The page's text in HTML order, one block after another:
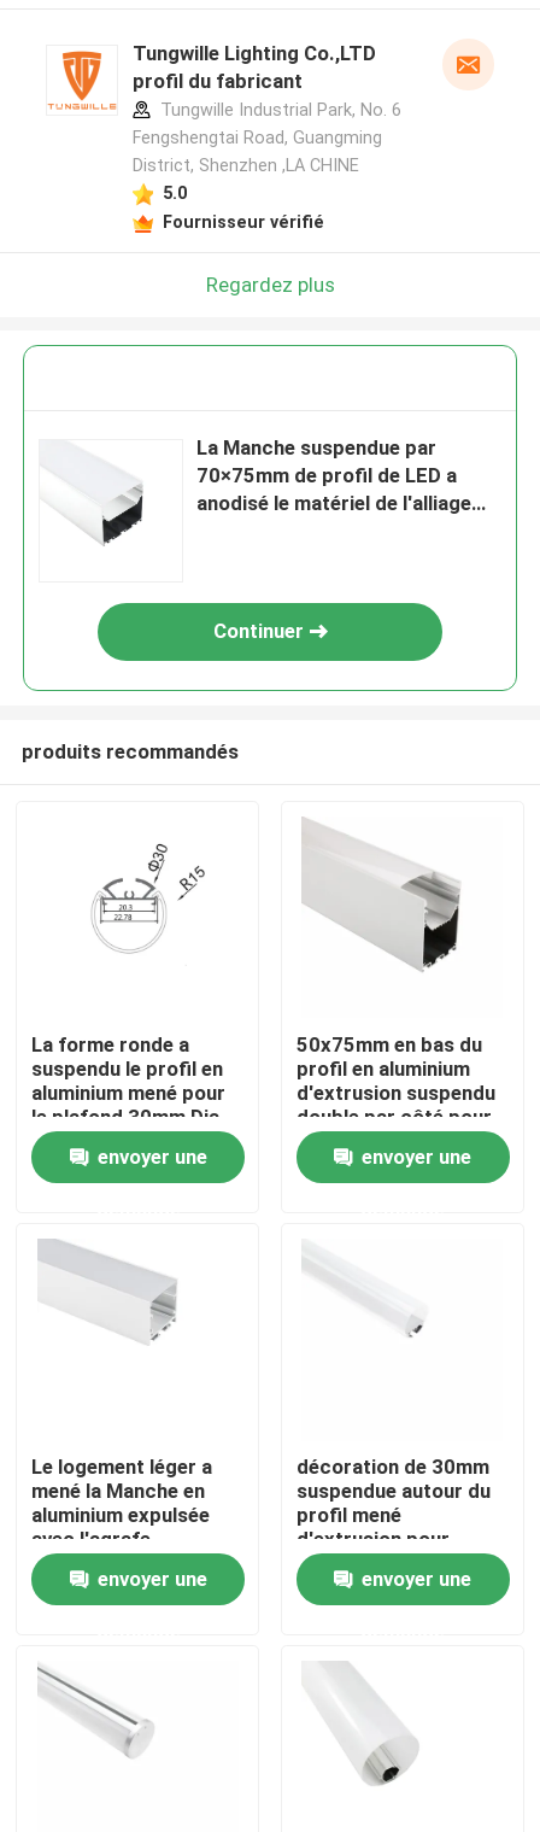
Maison
Au sujet de nous
Contactez-nous
Nouvelles
Profil monté extérieur de LED
Profils enfoncés de LED
Tungwille Lighting Co.,LTD
profil du fabricant
Tungwille Industrial Park, No. 6
Fengshengtai Road, Guangming
District, Shenzhen ,LA CHINE
5.0
Fournisseur vérifié
Regardez plus
La Manche suspendue par
70×75mm de profil de LED a
anodisé le matériel de l'alliage
Continuer
produits recommandés
La forme ronde a
suspendu le profil en
aluminium mené pour
le plafond 30mm Dia
Pendant Lighting
envoyer une
50x75mm en bas du
profil en aluminium
d'extrusion suspendu
double par côté pour
la lumière de bande
menée envoyer une
Le logement léger a
mené la Manche en
aluminium expulsée
avec l'agrafe
d'Endcaps de
couverture de PC
envoyer une
décoration de 30mm
suspendue autour du
profil mené
d'extrusion pour
l'éclairage de bureau
envoyer une